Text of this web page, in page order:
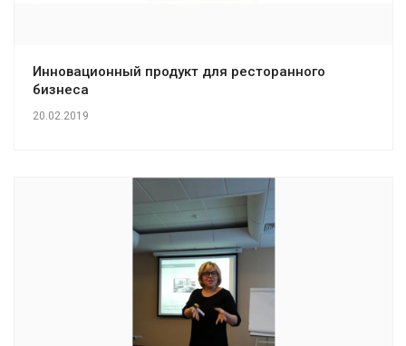
Инновационный продукт для ресторанного
бизнеса
20.02.2019